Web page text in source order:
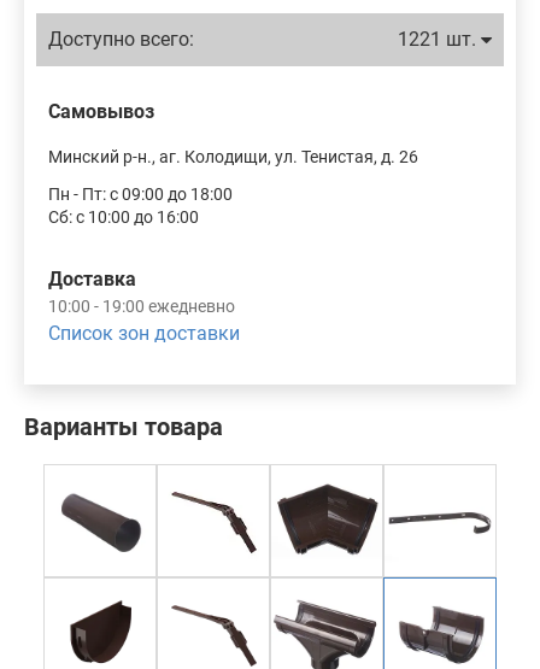
Варианты товара
Доступно всего: 1221 шт.
Самовывоз
Минский р-н., аг. Колодищи, ул. Тенистая, д. 26
Пн - Пт: с 09:00 до 18:00
Сб: с 10:00 до 16:00
Доставка
10:00 - 19:00 ежедневно
Список зон доставки